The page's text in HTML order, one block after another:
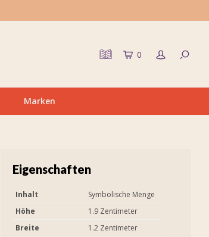
0
Marken
Eigenschaften
Inhalt
Symbolische Menge
Höhe
1.9 Zentimeter
Breite
1.2 Zentimeter